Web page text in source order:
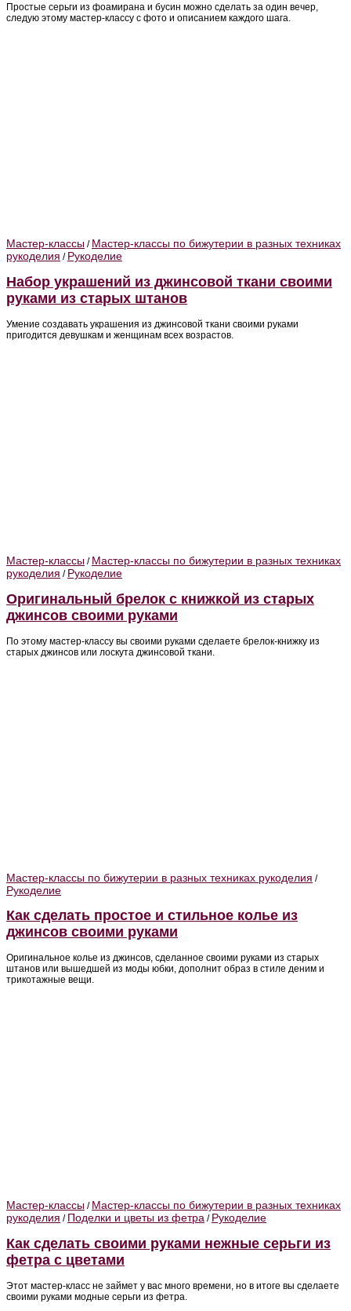
Простые серьги из фоамирана и бусин можно сделать за один вечер,
следую этому мастер-классу с фото и описанием каждого шага.
Мастер-классы / Мастер-классы по бижутерии в разных техниках
рукоделия / Рукоделие
Набор украшений из джинсовой ткани своими
руками из старых штанов
Умение создавать украшения из джинсовой ткани своими руками
пригодится девушкам и женщинам всех возрастов.
Мастер-классы / Мастер-классы по бижутерии в разных техниках
рукоделия / Рукоделие
Оригинальный брелок с книжкой из старых
джинсов своими руками
По этому мастер-классу вы своими руками сделаете брелок-книжку из
старых джинсов или лоскута джинсовой ткани.
Мастер-классы по бижутерии в разных техниках рукоделия /
Рукоделие
Как сделать простое и стильное колье из
джинсов своими руками
Оригинальное колье из джинсов, сделанное своими руками из старых
штанов или вышедшей из моды юбки, дополнит образ в стиле деним и
трикотажные вещи.
Мастер-классы / Мастер-классы по бижутерии в разных техниках
рукоделия / Поделки и цветы из фетра / Рукоделие
Как сделать своими руками нежные серьги из
фетра с цветами
Этот мастер-класс не займет у вас много времени, но в итоге вы сделаете
своими руками модные серьги из фетра.